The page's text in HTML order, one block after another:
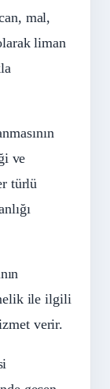
mal,
liman
ve
türlü
ile ilgili
verir.